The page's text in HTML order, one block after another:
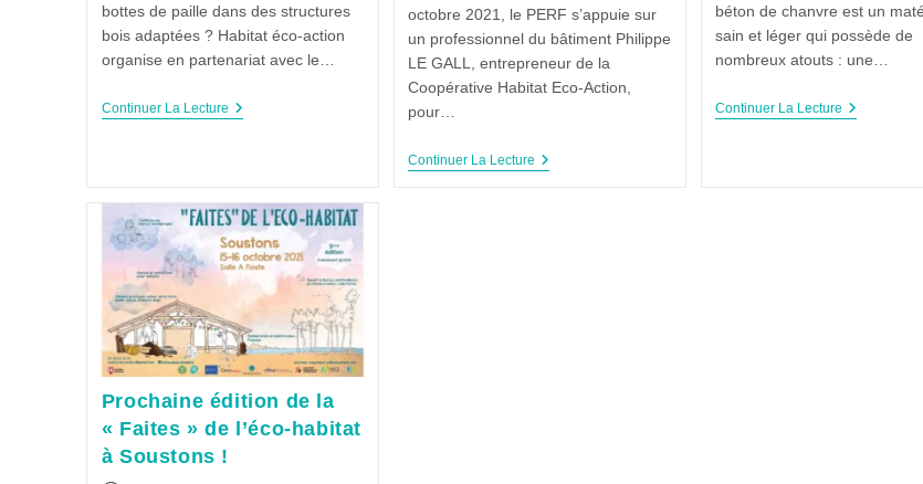
bottes de paille dans des structures
bois adaptées ? Habitat éco-action
organise en partenariat avec le…
Continuer La Lecture
octobre 2021, le PERF s’appuie sur
un professionnel du bâtiment Philippe
LE GALL, entrepreneur de la
Coopérative Habitat Eco-Action,
pour…
Continuer La Lecture
béton de chanvre est un
sain et léger qui possède de
nombreux atouts : une…
Continuer La Lecture
Prochaine édition de la
« Faites » de l’éco-habitat
à Soustons !